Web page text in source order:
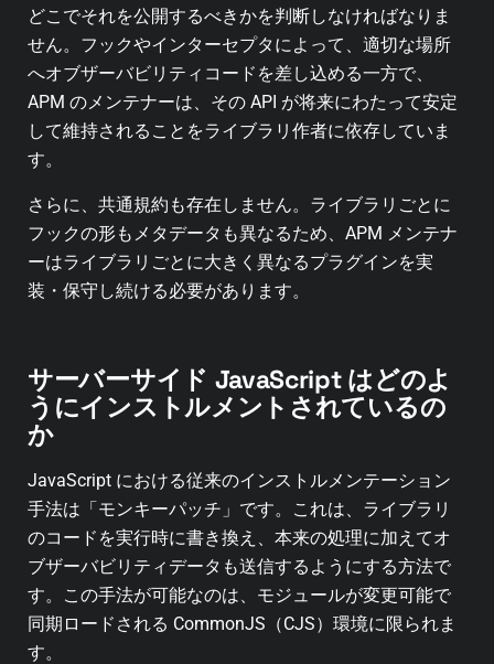
どこでそれを公開するべきかを判断しなければなりま
せん。フックやインターセプタによって、適切な場所
へオブザーバビリティコードを差し込める一方で、
APM のメンテナーは、その API が将来にわたって安定
して維持されることをライブラリ作者に依存していま
す。
さらに、共通規約も存在しません。ライブラリごとに
フックの形もメタデータも異なるため、APM メンテナ
ーはライブラリごとに大きく異なるプラグインを実
装・保守し続ける必要があります。
サーバーサイド JavaScript はどのよ
うにインストルメントされているの
か
JavaScript における従来のインストルメンテーション
手法は「モンキーパッチ」です。これは、ライブラリ
のコードを実行時に書き換え、本来の処理に加えてオ
ブザーバビリティデータも送信するようにする方法で
す。この手法が可能なのは、モジュールが変更可能で
同期ロードされる CommonJS（CJS）環境に限られま
す。